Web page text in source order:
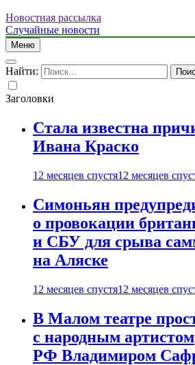
Новостная рассылка
Случайные новости
Меню
Найти:
Заголовки
Стала известна
Ивана Краско
12 месяцев спустя12 месяцев
Симоньян
о провокации
и СБУ для срыва
на Аляске
12 месяцев спустя12 месяцев
В Малом театре
с народным артистом
РФ Владимиром